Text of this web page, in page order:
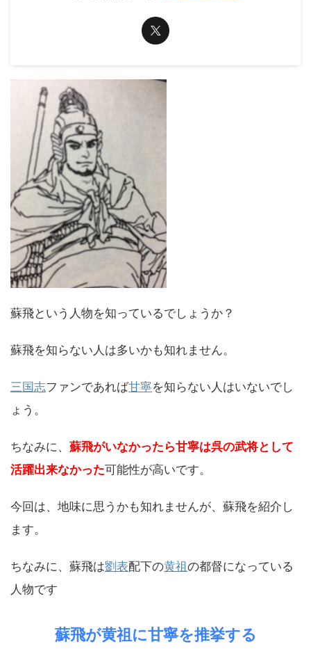
蘇飛という人物を知っているでしょうか？
蘇飛を知らない人は多いかも知れません。
三国志ファンであれば甘寧を知らない人はいないでし
ょう。
ちなみに、 蘇飛がいなかったら甘寧は呉の武将として
活躍出来なかった可能性が高いです。
今回は、地味に思うかも知れませんが、蘇飛を紹介し
ます。
ちなみに、蘇飛は劉表配下の黄祖の都督になっている
人物です
蘇飛が黄祖に甘寧を推挙する